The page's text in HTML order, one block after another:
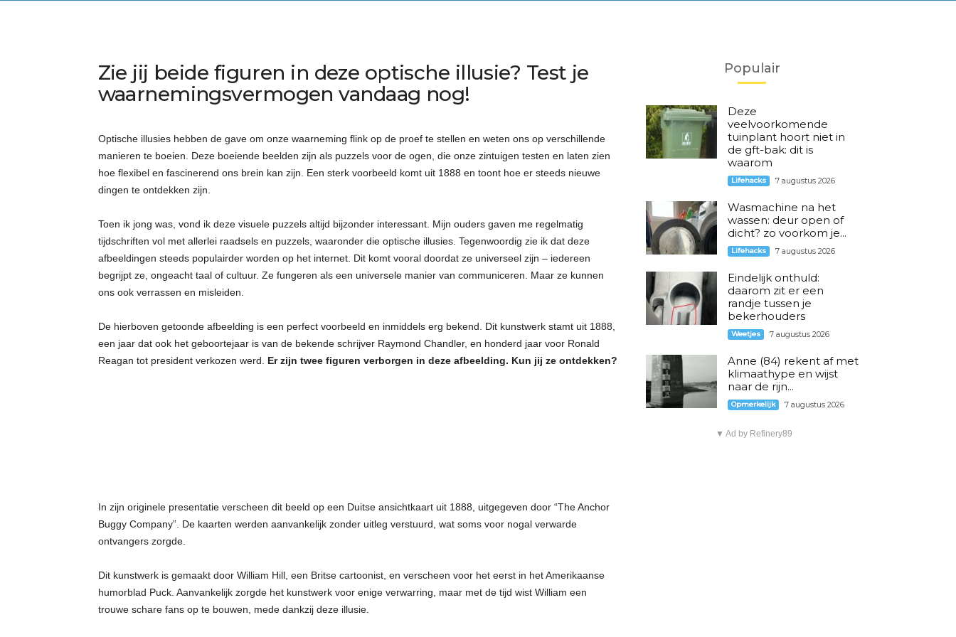
Zie jij beide figuren in deze optische illusie? Test je
waarnemingsvermogen vandaag nog!
Optische illusies hebben de gave om onze waarneming flink op de proef te stellen en weten ons op verschillende
manieren te boeien. Deze boeiende beelden zijn als puzzels voor de ogen, die onze zintuigen testen en laten zien
hoe flexibel en fascinerend ons brein kan zijn. Een sterk voorbeeld komt uit 1888 en toont hoe er steeds nieuwe
dingen te ontdekken zijn.
Toen ik jong was, vond ik deze visuele puzzels altijd bijzonder interessant. Mijn ouders gaven me regelmatig
tijdschriften vol met allerlei raadsels en puzzels, waaronder die optische illusies. Tegenwoordig zie ik dat deze
afbeeldingen steeds populairder worden op het internet. Dit komt vooral doordat ze universeel zijn – iedereen
begrijpt ze, ongeacht taal of cultuur. Ze fungeren als een universele manier van communiceren. Maar ze kunnen
ons ook verrassen en misleiden.
De hierboven getoonde afbeelding is een perfect voorbeeld en inmiddels erg bekend. Dit kunstwerk stamt uit 1888,
een jaar dat ook het geboortejaar is van de bekende schrijver Raymond Chandler, en honderd jaar voor Ronald
Reagan tot president verkozen werd. Er zijn twee figuren verborgen in deze afbeelding. Kun jij ze ontdekken?
In zijn originele presentatie verscheen dit beeld op een Duitse ansichtkaart uit 1888, uitgegeven door “The Anchor
Buggy Company”. De kaarten werden aanvankelijk zonder uitleg verstuurd, wat soms voor nogal verwarde
ontvangers zorgde.
Dit kunstwerk is gemaakt door William Hill, een Britse cartoonist, en verscheen voor het eerst in het Amerikaanse
humorblad Puck. Aanvankelijk zorgde het kunstwerk voor enige verwarring, maar met de tijd wist William een
trouwe schare fans op te bouwen, mede dankzij deze illusie.
Populair
Deze
veelvoorkomende
tuinplant hoort niet in
de gft-bak: dit is
waarom
Lifehacks 7 augustus 2026
Wasmachine na het
wassen: deur open of
dicht? zo voorkom je...
Lifehacks 7 augustus 2026
Eindelijk onthuld:
daarom zit er een
randje tussen je
bekerhouders
Weetjes 7 augustus 2026
Anne (84) rekent af met
klimaathype en wijst
naar de rijn...
Opmerkelijk 7 augustus 2026
▼ Ad by Refinery89